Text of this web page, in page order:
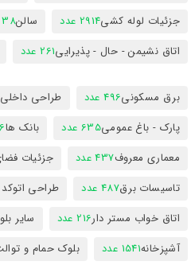
جزئیات لوله کشی2914 عدد سالن38 عدد
اتاق نشیمن - حال - پذیرایی261 عدد
برق مسکونی496 عدد طراحی داخلی
پارک - باغ عمومی635 عدد بانک ها
معماری معروف437 عدد جزئیات
تاسیسات برق487 عدد طراحی اتوکد
اتاق خواب مستر دار216 عدد سایر
آشپزخانه1541 عدد بلوک حمام و